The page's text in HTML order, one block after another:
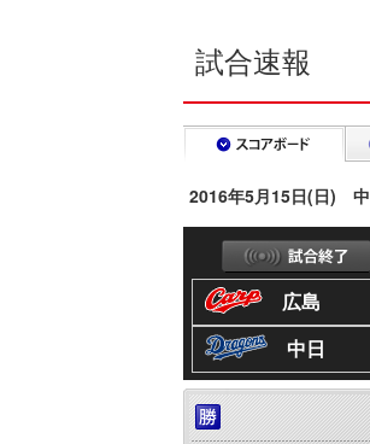
試合速報
2016年5月15日(日)
広島
中日